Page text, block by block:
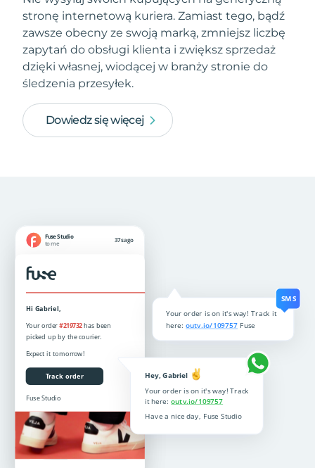
stronę internetową kuriera. Zamiast tego, bądź
zawsze obecny ze swoją marką, zmniejsz liczbę
zapytań do obsługi klienta i zwiększ sprzedaż
dzięki własnej, wiodącej w branży stronie do
śledzenia przesyłek.
Dowiedz się więcej